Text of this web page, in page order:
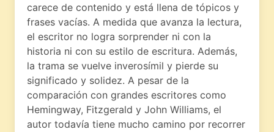
carece de contenido y está llena de tópicos y
frases vacías. A medida que avanza la lectura,
el escritor no logra sorprender ni con la
historia ni con su estilo de escritura. Además,
la trama se vuelve inverosímil y pierde su
significado y solidez. A pesar de la
comparación con grandes escritores como
Hemingway, Fitzgerald y John Williams, el
autor todavía tiene mucho camino por recorrer